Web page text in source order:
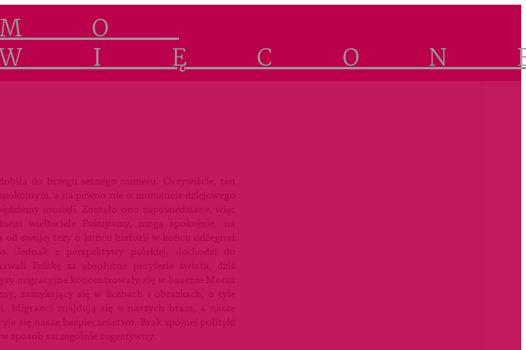
do brzegu setnego numeru. Oczywiście, ten
a na pewno nie w momencie dziejowego
musieli. Zostało ono zapowiedziane, więc
wielbiciele Fukuyamy, mogą spokojnie, na
od swojej tezy o końcu historii w końcu odżegnał
Jednak z perspektywy polskiej, dochodzi do
Polskę za absolutne peryferie świata, dziś
migracyjne koncentrowały się w basenie Morza
zamykający się w liczbach i obrazkach, o tyle
Migranci znajdują się u naszych bram, a nasze
się nasze bezpieczeństwo. Brak spójnej polityki
sposób szczególnie sugestywny.